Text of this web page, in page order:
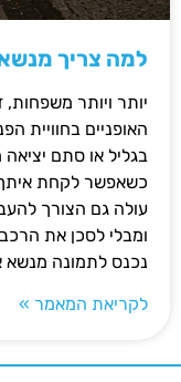
למה צריך מנשא
יותר ויותר משפחות,
האופניים בחוויית
בגליל או סתם
כשאפשר לקחת איתך
עולה גם הצורך
ומבלי לסכן את
נכנס לתמונה מנשא
לקריאת המאמר »